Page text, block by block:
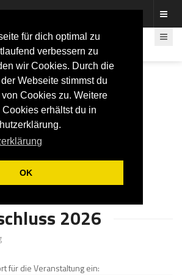
für dich optimal zu
verbessern zu
wir Cookies. Durch die
Webseite stimmst du
Cookies zu. Weitere
Cookies erhältst du in
OK
2026
für die Veranstaltung ein: